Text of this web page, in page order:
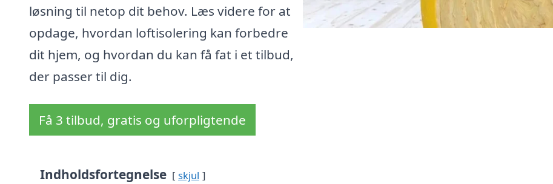
løsning til netop dit behov. Læs videre for at
opdage, hvordan loftisolering kan forbedre
dit hjem, og hvordan du kan få fat i et tilbud,
der passer til dig.
Få 3 tilbud, gratis og uforpligtende
Indholdsfortegnelse skjul